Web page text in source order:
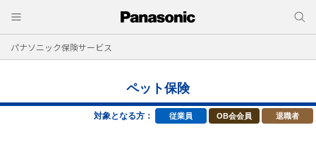
パナソニック保険サービス
ペット保険
対象となる方： 従業員 OB会会員 退職者